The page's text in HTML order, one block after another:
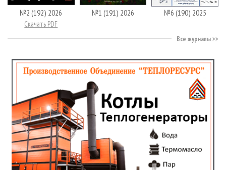
№2 (192) 2026
Скачать PDF
№1 (191) 2026 №6 (190) 2025
Все журналы